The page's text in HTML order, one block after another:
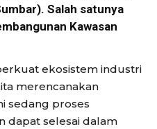
Salah satunya
Kawasan
ekosistem industri
merencanakan
sedang proses
dapat selesai dalam